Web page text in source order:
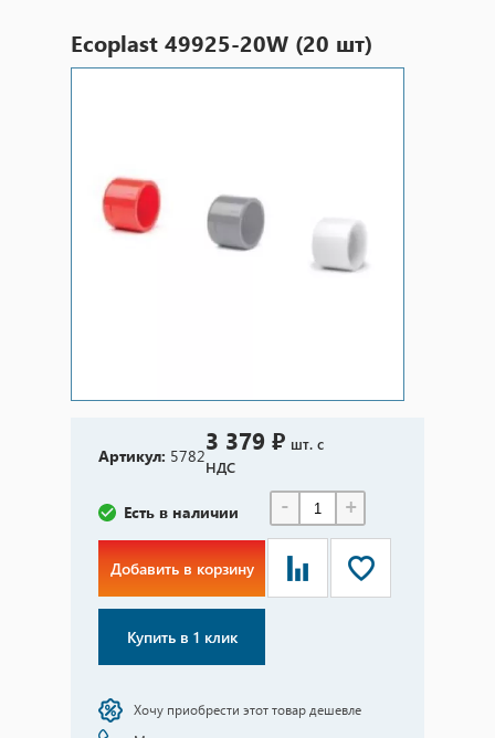
Ecoplast 49925-20W (20 шт)
Артикул: 57823 379 ₽ шт. с
НДС
Есть в наличии - +
Добавить в корзину
Купить в 1 клик
Хочу приобрести этот товар дешевле